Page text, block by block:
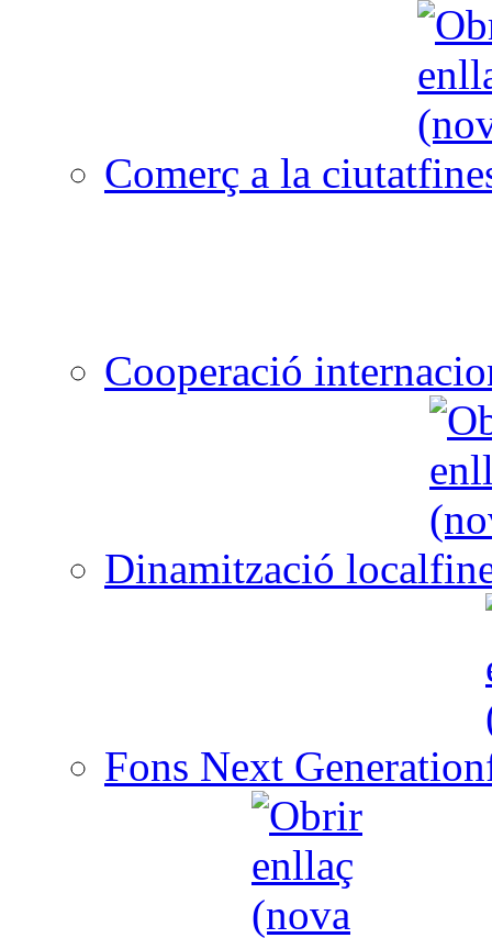
Comerç a la ciutat
Cooperació
Dinamització local
Fons Next Generation